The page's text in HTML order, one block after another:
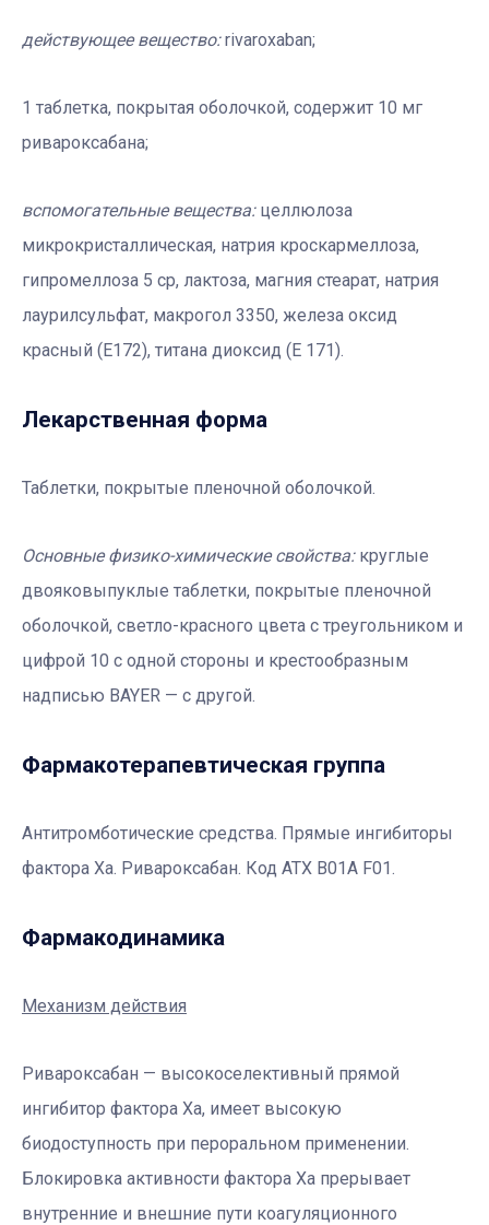
действующее вещество:rivaroxaban;
1 таблетка, покрытая оболочкой, содержит 10 мг
ривароксабана;
вспомогательные вещества:целлюлоза
микрокристаллическая, натрия кроскармеллоза,
гипромеллоза 5 ср, лактоза, магния стеарат, натрия
лаурилсульфат, макрогол 3350, железа оксид
красный (Е172), титана диоксид (Е 171).
Лекарственная форма
Таблетки, покрытые пленочной оболочкой.
Основные физико-химические свойства: круглые
двояковыпуклые таблетки, покрытые пленочной
оболочкой, светло-красного цвета с треугольником и
цифрой 10 с одной стороны и крестообразным
надписью BAYER — с другой.
Фармакотерапевтичеcкая группа
Антитромботические средства. Прямые ингибиторы
фактора Ха. Ривароксабан. Код АТХ B01A F01.
Фармакодинамика
Механизм действия
Ривароксабан — высокоселективный прямой
ингибитор фактора Ха, имеет высокую
биодоступность при пероральном применении.
Блокировка активности фактора Ха прерывает
внутренние и внешние пути коагуляционного